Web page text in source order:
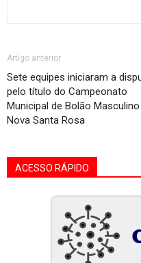
Artigo anterior
Sete equipes iniciaram a
pelo título do Campeonato
Municipal de Bolão
Nova Santa Rosa
ACESSO RÁPIDO